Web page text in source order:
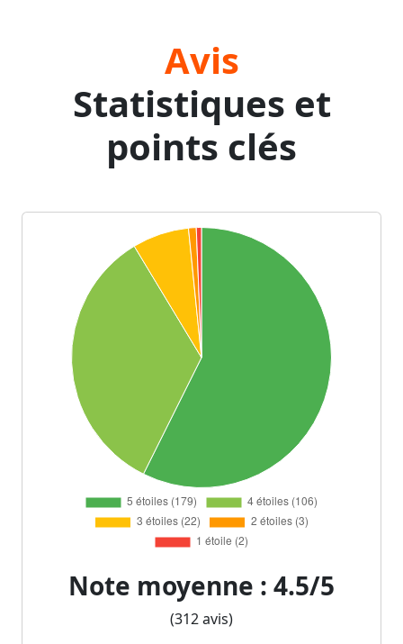
Avis
Statistiques et
points clés
Note moyenne : 4.5/5
(312 avis)